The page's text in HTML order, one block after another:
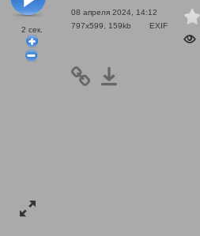
2 сек.
08 апреля 2024, 14:12
797x599, 159kb
EXIF